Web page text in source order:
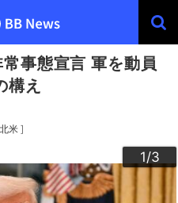
事態宣言 軍を動員
構え
北米 ]
1/3
2/3
3/3